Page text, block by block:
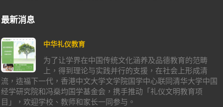
最新消息
中华礼仪教育
为了让学界在中国传统文化涵养及品德教育的范畴
上，得到理论与实践并行的支援，在社会上形成清
流，造福下一代，香港中文大学文学院国学中心联同清华大学中国
经学研究院和冯燊均国学基金会，携手推动「礼仪文明教育项
目」，欢迎学校、教师和家长一同参与。